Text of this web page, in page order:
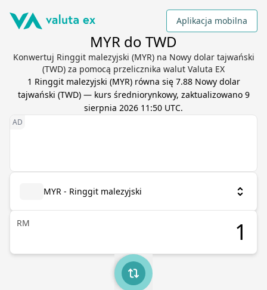
Aplikacja mobilna
MYR do TWD
Konwertuj Ringgit malezyjski (MYR) na Nowy dolar tajwański
(TWD) za pomocą przelicznika walut Valuta EX
1 Ringgit malezyjski (MYR) równa się 7.88 Nowy dolar
tajwański (TWD) — kurs średniorynkowy, zaktualizowano 9
sierpnia 2026 11:50 UTC.
MYR - Ringgit malezyjski
RM